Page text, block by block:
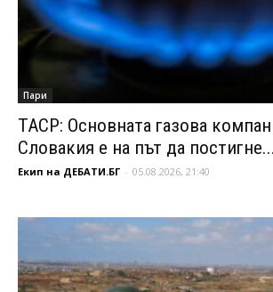
Пари
ТАСР: Основната газова
Словакия е на път да постигне...
Екип на ДЕБАТИ.БГ - 05.08.2026, 21:40